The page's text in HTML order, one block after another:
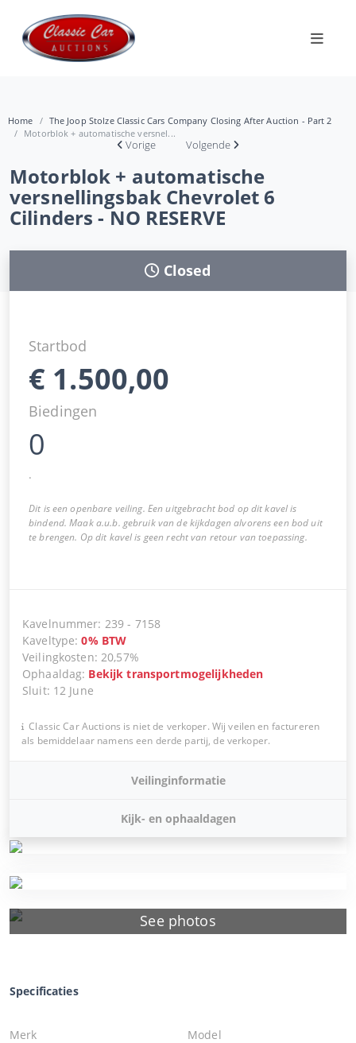
Home
The Joop Stolze Classic Cars Company Closing After Auction - Part 2
Motorblok + automatische versnel...
Vorige Volgende
Motorblok + automatische
versnellingsbak Chevrolet 6
Cilinders - NO RESERVE
See photos
Closed
Startbod
€ 1.500,00
Biedingen
0
.
Dit is een openbare veiling. Een uitgebracht bod op dit kavel is
bindend. Maak a.u.b. gebruik van de kijkdagen alvorens een bod uit
te brengen. Op dit kavel is geen recht van retour van toepassing.
Kavelnummer: 239 - 7158
Kaveltype:0% BTW
Veilingkosten:20,57%
Ophaaldag: Bekijk transportmogelijkheden
Sluit: 12 June
Classic Car Auctions is niet de verkoper. Wij veilen en factureren
als bemiddelaar namens een derde partij, de verkoper.
Veilinginformatie
Kijk- en ophaaldagen
Specificaties
Merk
Model